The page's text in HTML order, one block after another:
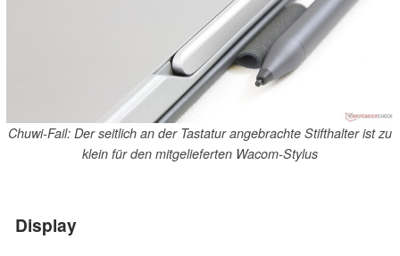
Chuwi-Fail: Der seitlich an der Tastatur angebrachte Stifthalter ist zu
klein für den mitgelieferten Wacom-Stylus
Display